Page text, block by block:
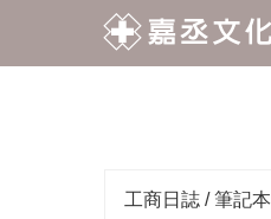
工商日誌 / 筆記本